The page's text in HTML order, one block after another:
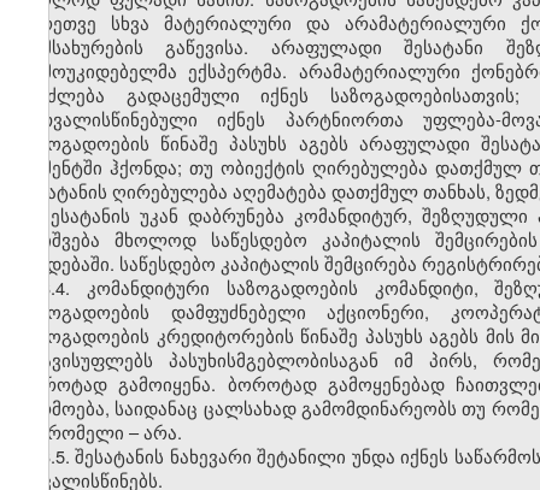
აგრეთვე სხვა მატერიალური და არამატერიალური
მომსახურების გაწევისა. არაფულადი შესატანი
დამოუკიდებელმა ექსპერტმა. არამატერიალური
შეიძლება გადაცემული იქნეს
გათვალისწინებული იქნეს პარტნიორთა უფლება-
საზოგადოების წინაშე პასუხს აგებს არაფულადი
მომენტში ჰქონდა; თუ ობიექტის ღირებულება
შესატანის ღირებულება აღემატება დათქმულ თანხას,
შესატანის უკან დაბრუნება კომანდიტურ,
დაიშვება მხოლოდ საწესდებო კაპიტალის
წესდებაში. საწესდებო კაპიტალის შემცირება
3.4. კომანდიტური საზოგადოების კომანდიტი,
საზოგადოების დამფუძნებელი აქციონერი,
საზოგადოების კრედიტორების წინაშე პასუხს აგებს
ათავისუფლებს პასუხისმგებლობისაგან იმ პირს,
ბოროტად გამოიყენა. ბოროტად გამოყენებად
წარმოება, საიდანაც ცალსახად გამომდინარეობს თუ
და რომელი – არა.
3.5. შესატანის ნახევარი შეტანილი უნდა იქნეს
ითვალისწინებს.